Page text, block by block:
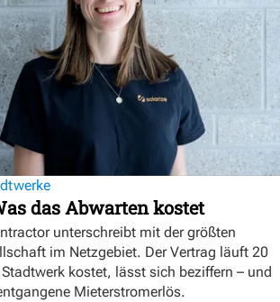
das Abwarten kostet
unterschreibt mit der größten
im Netzgebiet. Der Vertrag läuft 20
kostet, lässt sich beziffern – und
Mieterstromerlös.